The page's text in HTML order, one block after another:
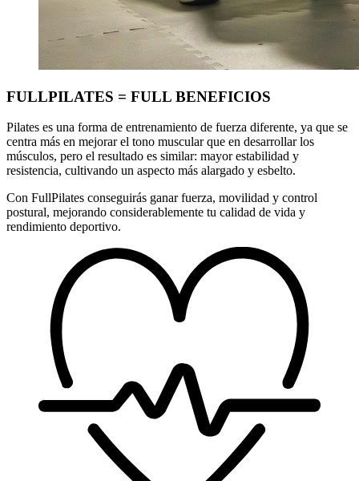
FULLPILATES = FULL BENEFICIOS
Pilates es una forma de entrenamiento de fuerza diferente, ya que se
centra más en mejorar el tono muscular que en desarrollar los
músculos, pero el resultado es similar: mayor estabilidad y
resistencia, cultivando un aspecto más alargado y esbelto.
Con FullPilates conseguirás ganar fuerza, movilidad y control
postural, mejorando considerablemente tu calidad de vida y
rendimiento deportivo.